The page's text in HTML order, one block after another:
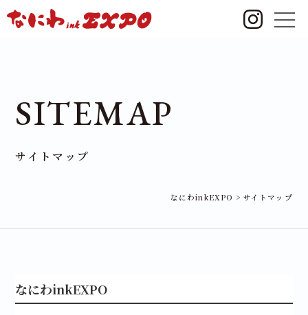
SITEMAP
サイトマップ
なにわinkEXPO >サイトマップ
なにわinkEXPO